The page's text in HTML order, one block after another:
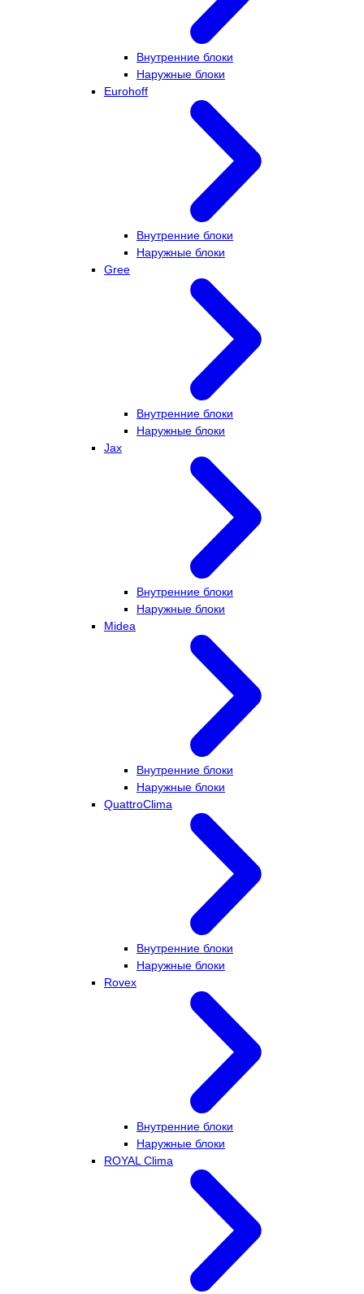
Внутренние блоки
Наружные блоки
Eurohoff
Внутренние блоки
Наружные блоки
Gree
Внутренние блоки
Наружные блоки
Jax
Внутренние блоки
Наружные блоки
Midea
Внутренние блоки
Наружные блоки
QuattroClima
Внутренние блоки
Наружные блоки
Rovex
Внутренние блоки
Наружные блоки
ROYAL Clima